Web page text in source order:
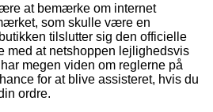
at bemærke om internet
som skulle være en
tilslutter sig den officielle
med at netshoppen lejlighedsvis
megen viden om reglerne på
for at blive assisteret, hvis du
ordre.